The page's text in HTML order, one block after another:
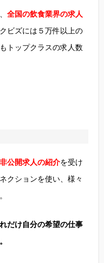
全国の飲食業界の求人
ビズには５万件以上の
トップクラスの求人数
非公開求人の紹介を受け
クションを使い、様々
だけ自分の希望の仕事